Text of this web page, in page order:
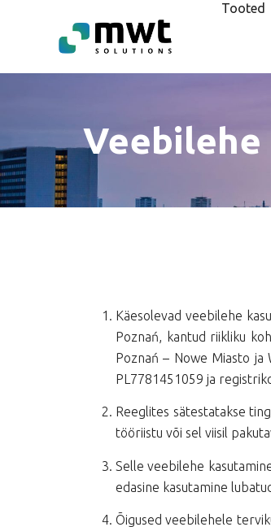
Tooted
Käesolevad veebilehe
Poznań, kantud riikliku
Poznań – Nowe Miasto ja
PL7781451059 ja
Reeglites sätestatakse
tööriistu või sel viisil
Selle veebilehe
edasine kasutamine
Õigused veebilehele